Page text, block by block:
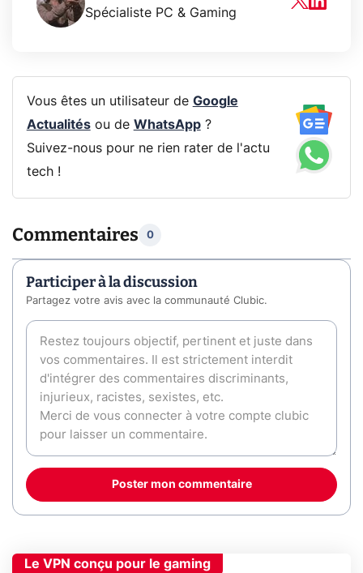
Spécialiste PC & Gaming
Vous êtes un utilisateur de Google
Actualitésou de WhatsApp?
Suivez-nous pour ne rien rater de l'actu
tech !
Commentaires 0
Participer à la discussion
Partagez votre avis avec la communauté Clubic.
Poster mon commentaire
Le VPN conçu pour le gaming